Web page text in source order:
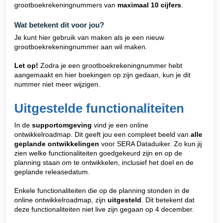
grootboekrekeningnummers van maximaal 10 cijfers
Wat betekent dit voor jou?
Je kunt hier gebruik van maken als je een nieuw
grootboekrekeningnummer aan wil maken.
Let op! Zodra je een grootboekrekeningnummer hebt
aangemaakt en hier boekingen op zijn gedaan, kun je dit
nummer niet meer wijzigen.
Uitgestelde functionaliteiten
In de supportomgeving vind je een online
ontwikkelroadmap. Dit geeft jou een compleet beeld van alle
geplande ontwikkelingen voor SERA Dataduiker. Zo kun jij
zien welke functionaliteiten goedgekeurd zijn en op de
planning staan om te ontwikkelen, inclusief het doel en de
geplande releasedatum.
Enkele functionaliteiten die op de planning stonden in de
online ontwikkelroadmap, zijn uitgesteld . Dit betekent dat
deze functionaliteiten niet live zijn gegaan op 4 december.